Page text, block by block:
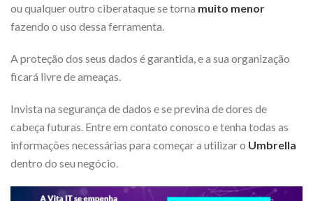
ou qualquer outro ciberataque se torna muito menor
fazendo o uso dessa ferramenta.
A proteção dos seus dados é garantida, e a sua organização
ficará livre de ameaças.
Invista na segurança de dados e se previna de dores de
cabeça futuras. Entre em contato conosco e tenha todas as
informações necessárias para começar a utilizar o Umbrella
dentro do seu negócio.